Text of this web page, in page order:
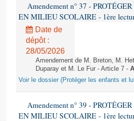
Amendement n° 37 -
EN MILIEU SCOLAIRE - 1ère
Date de
dépôt :
28/05/2026
Amendement de M. Breton, M.
Duparay et M. Le Fur - Article 7 -
Voir le dossier (Protéger les enfants et
Amendement n° 39 -
EN MILIEU SCOLAIRE - 1ère